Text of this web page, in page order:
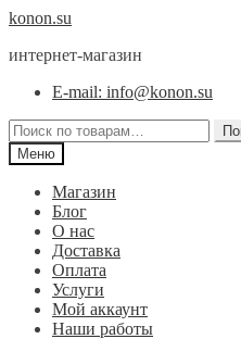
Перейти
навигации
Перейти
содержимому
konon.su
интернет-магазин
E-mail: info@konon.su
Искать:
Меню
Магазин
Блог
О нас
Доставка
Оплата
Услуги
Мой аккаунт
Наши работы